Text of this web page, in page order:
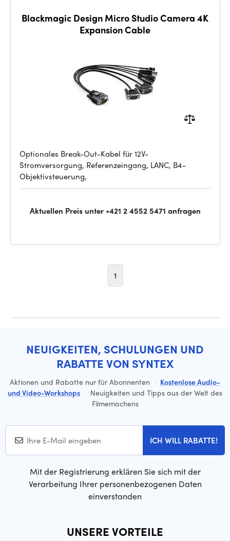
Blackmagic Design Micro Studio Camera 4K
Expansion Cable
Optionales Break-Out-Kabel für 12V-
Stromversorgung, Referenzeingang, LANC, B4-
Objektivsteuerung,
Aktuellen Preis unter +421 2 4552 5471 anfragen
1
NEUIGKEITEN, SCHULUNGEN UND
RABATTE VON SYNTEX
Aktionen und Rabatte nur für Abonnenten · Kostenlose Audio-
und Video-Workshops · Neuigkeiten und Tipps aus der Welt des
Filmemachens
ICH WILL RABATTE!
Mit der Registrierung erklären Sie sich mit der
Verarbeitung Ihrer personenbezogenen Daten
einverstanden
UNSERE VORTEILE